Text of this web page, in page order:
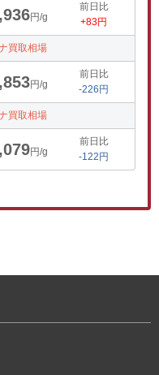
円/g
前日比
+83円
買取相場
円/g
前日比
-226円
買取相場
円/g
前日比
-122円